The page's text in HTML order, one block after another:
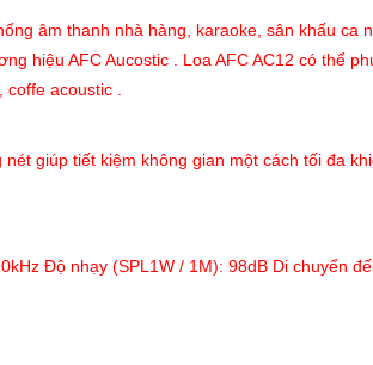
âm thanh nhà hàng, karaoke, sân khấu ca
hiệu AFC Aucostic . Loa AFC AC12 có thể
coffe acoustic .
giúp tiết kiệm không gian một cách tối đa
Độ nhạy (SPL1W / 1M): 98dB Di